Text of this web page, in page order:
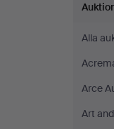
Alla
Arce
Art